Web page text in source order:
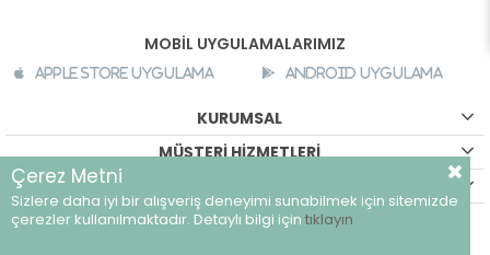
MOBİL UYGULAMALARIMIZ
Apple Store Uygulama Android Uygulama
KURUMSAL
MÜŞTERİ HİZMETLERİ
©breeze.com.tr - Tüm hakları saklıdır.
Çerez Metni
Sizlere daha iyi bir alışveriş deneyimi sunabilmek için sitemizde
çerezler kullanılmaktadır. Detaylı bilgi için tıklayın